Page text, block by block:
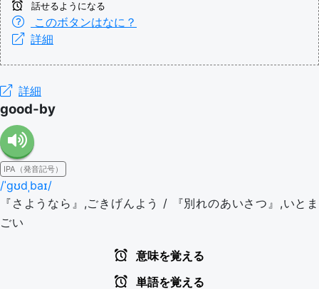
話せるようになる
このボタンはなに？
詳細
詳細
good-by
IPA（発音記号）
/ˈɡʊdˌbaɪ/
『さようなら』,ごきげんよう / 『別れのあいさつ』,いとま
ごい
意味を覚える
単語を覚える